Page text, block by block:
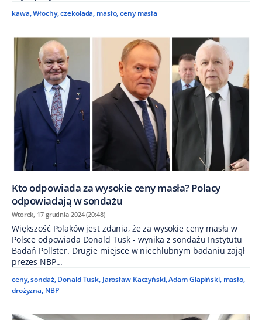
kawa,Włochy,czekolada, masło,ceny masła
Kto odpowiada za wysokie ceny masła? Polacy
odpowiadają w sondażu
Wtorek, 17 grudnia 2024 (20:48)
Większość Polaków jest zdania, że za wysokie ceny masła w
Polsce odpowiada Donald Tusk - wynika z sondażu Instytutu
Badań Pollster. Drugie miejsce w niechlubnym badaniu zajął
prezes NBP...
ceny,sondaż, Donald Tusk, Jarosław Kaczyński,Adam Glapiński, masło,
drożyzna, NBP